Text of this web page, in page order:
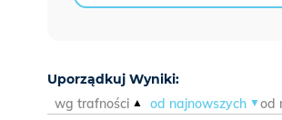
Uporządkuj Wyniki:
wg trafności
od najnowszych od